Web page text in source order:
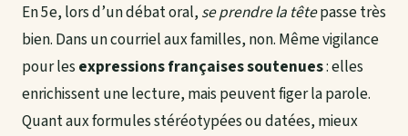
En 5e, lors d’un débat oral,se prendre la têtepasse très
bien. Dans un courriel aux familles, non. Même vigilance
pour lesexpressions françaises soutenues: elles
enrichissent une lecture, mais peuvent figer la parole.
Quant aux formules stéréotypées ou datées, mieux